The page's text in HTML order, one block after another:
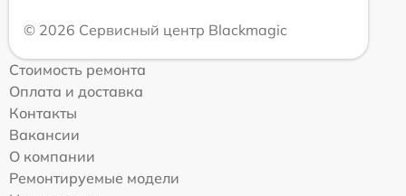
© 2026 Сервисный центр Blackmagic
Стоимость ремонта
Оплата и доставка
Контакты
Вакансии
О компании
Ремонтируемые модели